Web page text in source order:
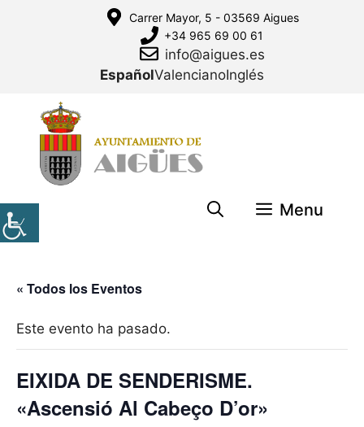
Carrer Mayor, 5 - 03569 Aigues
+34 965 69 00 61
info@aigues.es
EspañolValencianoInglés
Menu
« Todos los Eventos
Este evento ha pasado.
EIXIDA DE SENDERISME.
«Ascensió Al Cabeço D’or»